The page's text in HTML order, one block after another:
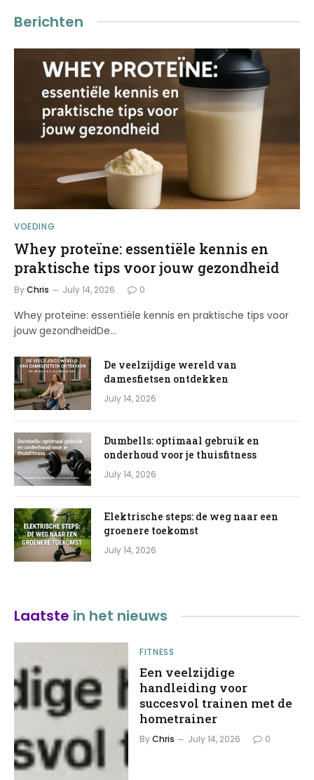
Berichten
VOEDING
Whey proteïne: essentiële kennis en
praktische tips voor jouw gezondheid
ByChris July 14, 2026 0
Whey proteïne: essentiële kennis en praktische tips voor
jouw gezondheidDe…
De veelzijdige wereld van
damesfietsen ontdekken
July 14, 2026
Dumbells: optimaal gebruik en
onderhoud voor je thuisfitness
July 14, 2026
Elektrische steps: de weg naar een
groenere toekomst
July 14, 2026
Laatste in het nieuws
FITNESS
Een veelzijdige
handleiding voor
succesvol trainen met de
hometrainer
ByChris July 14, 2026 0